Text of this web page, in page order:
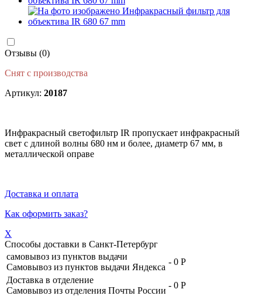
Отзывы (0)
Снят с производства
Артикул: 20187
Инфракрасный светофильтр IR пропускает инфракрасный
свет с длиной волны 680 нм и более, диаметр 67 мм, в
металлической оправе
Доставка и оплата
Как оформить заказ?
X
Способы доставки в Санкт-Петербург
самовывоз из пунктов выдачи
Самовывоз из пунктов выдачи Яндекса
- 0 Р
Доставка в отделение
Самовывоз из отделения Почты России
- 0 Р